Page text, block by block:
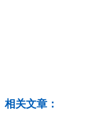
相关文章：